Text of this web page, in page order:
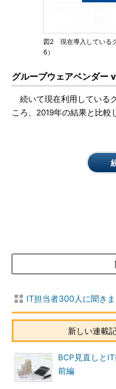
図2 現在導入している
6）
グループウェアベンダー
続いて現在利用している
ころ、2019年の結果と比較
IT担当者300人に聞き
新しい連載
BCP見直しと
前編